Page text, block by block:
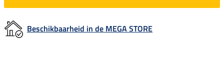
Beschikbaarheid in de MEGA STORE